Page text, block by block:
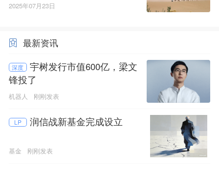
2025年07月23日
最新资讯
深度
宇树发行市值600亿，梁文
锋投了
机器人 刚刚发表
LP 润信战新基金完成设立
基金 刚刚发表